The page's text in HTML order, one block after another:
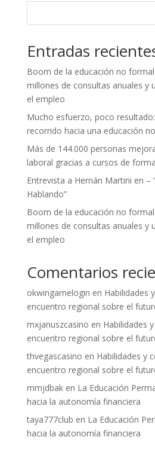
Entradas
Boom de la educación no
millones de consultas anuales y
el empleo
Mucho esfuerzo, poco
recorrido hacia una educación
Más de 144.000 personas
laboral gracias a cursos de
Entrevista a Hernán Martini en –
Hablando”
Boom de la educación no
millones de consultas anuales y
el empleo
Comentarios
okwingamelogin en Habilidades
encuentro regional sobre el
mxjanuszcasino en Habilidades
encuentro regional sobre el
thvegascasino en Habilidades y
encuentro regional sobre el
mmjdbaken La Educación
hacia la autonomía financiera
taya777club en La Educación
hacia la autonomía financiera